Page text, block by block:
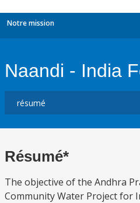
Notre mission
Naandi - India
Résumé*
The objective of the Andhra
Community Water Project for